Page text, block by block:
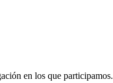
en los que participamos.